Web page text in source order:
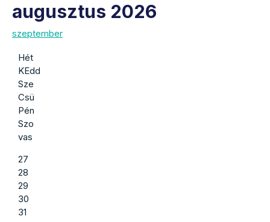
augusztus 2026
szeptember
Hét
KEdd
Sze
Csü
Pén
Szo
vas
27
28
29
30
31